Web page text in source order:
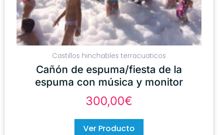
Castillos hinchables terracuaticos
Cañón de espuma/fiesta de la
espuma con música y monitor
300,00€
Ver Producto